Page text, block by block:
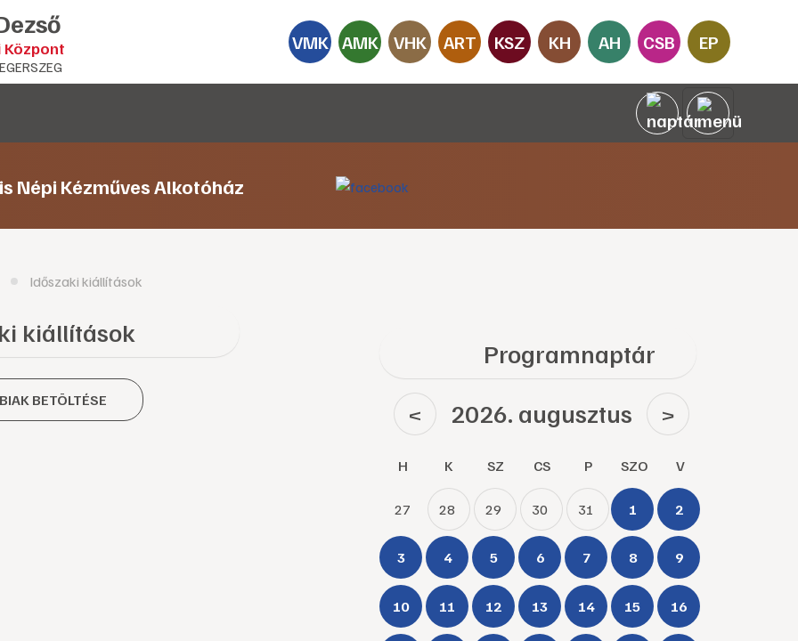
Központ VMK AMK VHK ART KSZ KH AH CSB EP
Népi Kézműves Alkotóház
Időszaki kiállítások
kiállítások
BETÖLTÉSE
Programnaptár
< 2026. augusztus >
H K SZ CS P SZO V
27 28 29 30 31 1 2
3 4 5 6 7 8 9
10 11 12 13 14 15 16